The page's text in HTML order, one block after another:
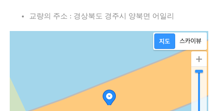
교량의 주소 : 경상북도 경주시 양북면 어일리